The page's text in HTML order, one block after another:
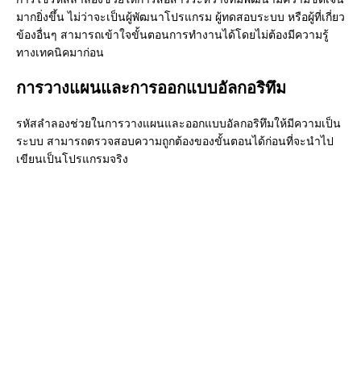
มากยิ่งขึ้น ไม่ว่าจะเป็นผู้พัฒนาโปรแกรม ผู้ทดสอบระบบ หรือผู้ที่เกี่ยว
ข้องอื่นๆ สามารถเข้าใจขั้นตอนการทำงานได้โดยไม่ต้องมีความรู้
ทางเทคนิคมาก่อน
การวางแผนและการออกแบบอัลกอริทึม
รหัสลำลองช่วยในการวางแผนและออกแบบอัลกอริทึมให้มีความเป็น
ระบบ สามารถตรวจสอบความถูกต้องของขั้นตอนได้ก่อนที่จะนำไป
เขียนเป็นโปรแกรมจริง